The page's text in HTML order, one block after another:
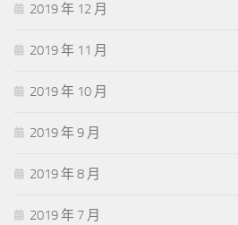
2019 年 12 月
2019 年 11 月
2019 年 10 月
2019 年 9 月
2019 年 8 月
2019 年 7 月